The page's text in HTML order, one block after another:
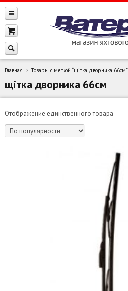
Главная Товары с меткой “щітка дворника 66см”
щітка дворника 66см
Отображение единственного товара